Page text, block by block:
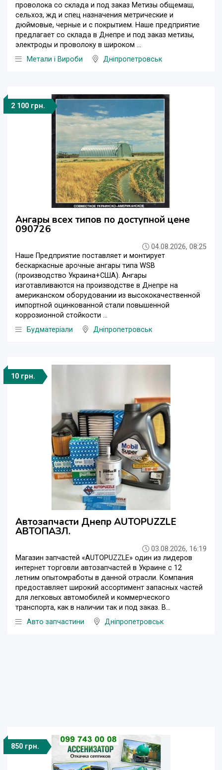
проволока со склада и под заказ Метизы общемаш,
сельхоз, жд и спец назначения метрические и
дюймовые, черные и с покрытием. Наше предприятие
предлагает со склада в Днепре и под заказ метизы,
электроды и проволоку в широком ...
Метали і Вироби
Дніпропетровськ
2 100 грн.
Ангары всех типов по доступной цене
090726
04.08.2026, 08:25
Наше Предприятие поставляет и монтирует
бескаркасные арочные ангары типа WSB
(производство Украина+США). Ангары
изготавливаются на производстве в Днепре на
американском оборудовании из высококачественной
импортной оцинкованной стали повышенной
коррозионной стойкости ...
Будматеріали
Дніпропетровськ
10 грн.
Автозапчасти Днепр AUTOPUZZLE
АВТОПАЗЛ.
03.08.2026, 16:19
Магазин запчастей «AUTOPUZZLE» один из лидеров
интернет торговли автозапчастей в Украине с 12
летним опытомработы в данной отрасли. Компания
предоставляет широкий ассортимент запасных частей
для легковых автомобилей и коммерческого
транспорта, как в наличии так и под заказ. В...
Авто запчастини
Дніпропетровськ
850 грн.